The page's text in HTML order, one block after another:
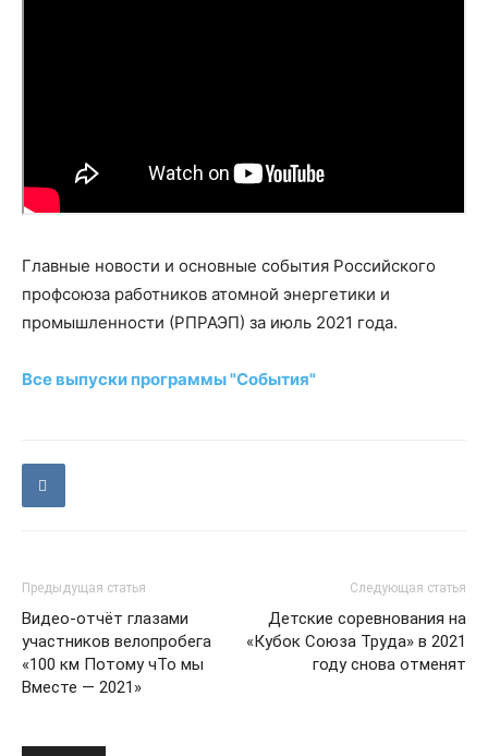
Главные новости и основные события Российского
профсоюза работников атомной энергетики и
промышленности (РПРАЭП) за июль 2021 года.
Все выпуски программы "События"
Предыдущая статья
Видео-отчёт глазами
участников велопробега
«100 км Потому чТо мы
Вместе — 2021»
Следующая статья
Детские соревнования на
«Кубок Союза Труда» в 2021
году снова отменят